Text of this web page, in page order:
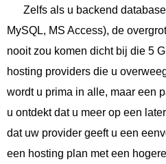
Zelfs als u backend
MySQL, MS Access), de
nooit zou komen dicht bij die 5
hosting providers die u
wordt u prima in alle, maar een
u ontdekt dat u meer op een
dat uw provider geeft u een
een hosting plan met een